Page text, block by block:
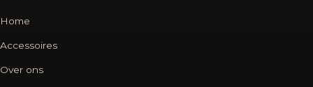
Home
Accessoires
Over ons